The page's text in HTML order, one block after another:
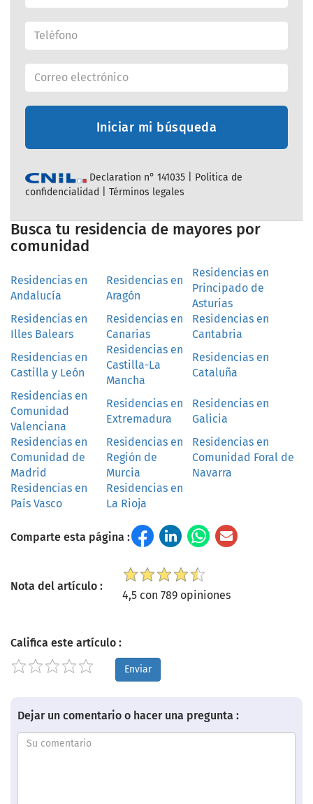
Iniciar mi búsqueda
Declaration n° 141035 | Politica de
confidencialidad
Términos legales
Busca tu residencia de mayores por
comunidad
Residencias en
Andalucía
Residencias en
Aragón
Residencias en
Principado de
Asturias
Residencias en
Illes Balears
Residencias en
Canarias
Residencias en
Cantabria
Residencias en
Castilla y León
Residencias en
Castilla-La
Mancha
Residencias en
Cataluña
Residencias en
Comunidad
Valenciana
Residencias en
Extremadura
Residencias en
Galicia
Residencias en
Comunidad de
Madrid
Residencias en
Región de
Murcia
Residencias en
Comunidad Foral de
Navarra
Residencias en
País Vasco
Residencias en
La Rioja
Comparte esta página :
Nota del artículo :
4,5 con 789 opiniones
Califica este artículo :
Enviar
Dejar un comentario o hacer una pregunta :